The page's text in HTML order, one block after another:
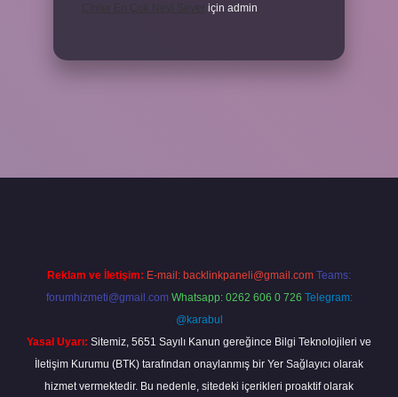
için admin
Reklam ve İletişim: E-mail: backlinkpaneli@gmail.com Teams:
forumhizmeti@gmail.com Whatsapp: 0262 606 0 726 Telegram:
@karabul
Yasal Uyarı: Sitemiz, 5651 Sayılı Kanun gereğince Bilgi Teknolojileri ve
İletişim Kurumu (BTK) tarafından onaylanmış bir Yer Sağlayıcı olarak
hizmet vermektedir. Bu nedenle, sitedeki içerikleri proaktif olarak